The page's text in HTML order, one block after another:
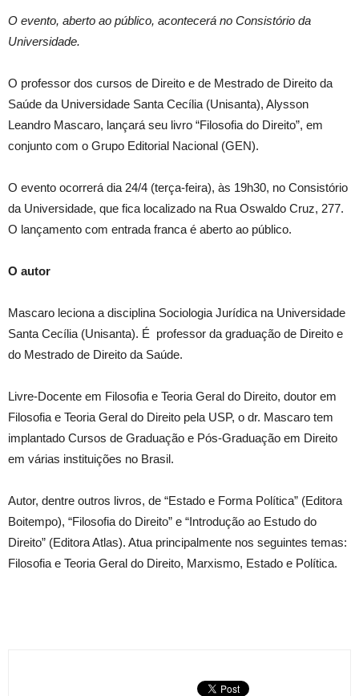
O evento, aberto ao público, acontecerá no Consistório da
Universidade.
O professor dos cursos de Direito e de Mestrado de Direito da
Saúde da Universidade Santa Cecília (Unisanta), Alysson
Leandro Mascaro, lançará seu livro “Filosofia do Direito”, em
conjunto com o Grupo Editorial Nacional (GEN).
O evento ocorrerá dia 24/4 (terça-feira), às 19h30, no Consistório
da Universidade, que fica localizado na Rua Oswaldo Cruz, 277.
O lançamento com entrada franca é aberto ao público.
O autor
Mascaro leciona a disciplina Sociologia Jurídica na Universidade
Santa Cecília (Unisanta). É professor da graduação de Direito e
do Mestrado de Direito da Saúde.
Livre-Docente em Filosofia e Teoria Geral do Direito, doutor em
Filosofia e Teoria Geral do Direito pela USP, o dr. Mascaro tem
implantado Cursos de Graduação e Pós-Graduação em Direito
em várias instituições no Brasil.
Autor, dentre outros livros, de “Estado e Forma Política” (Editora
Boitempo), “Filosofia do Direito” e “Introdução ao Estudo do
Direito” (Editora Atlas). Atua principalmente nos seguintes temas:
Filosofia e Teoria Geral do Direito, Marxismo, Estado e Política.